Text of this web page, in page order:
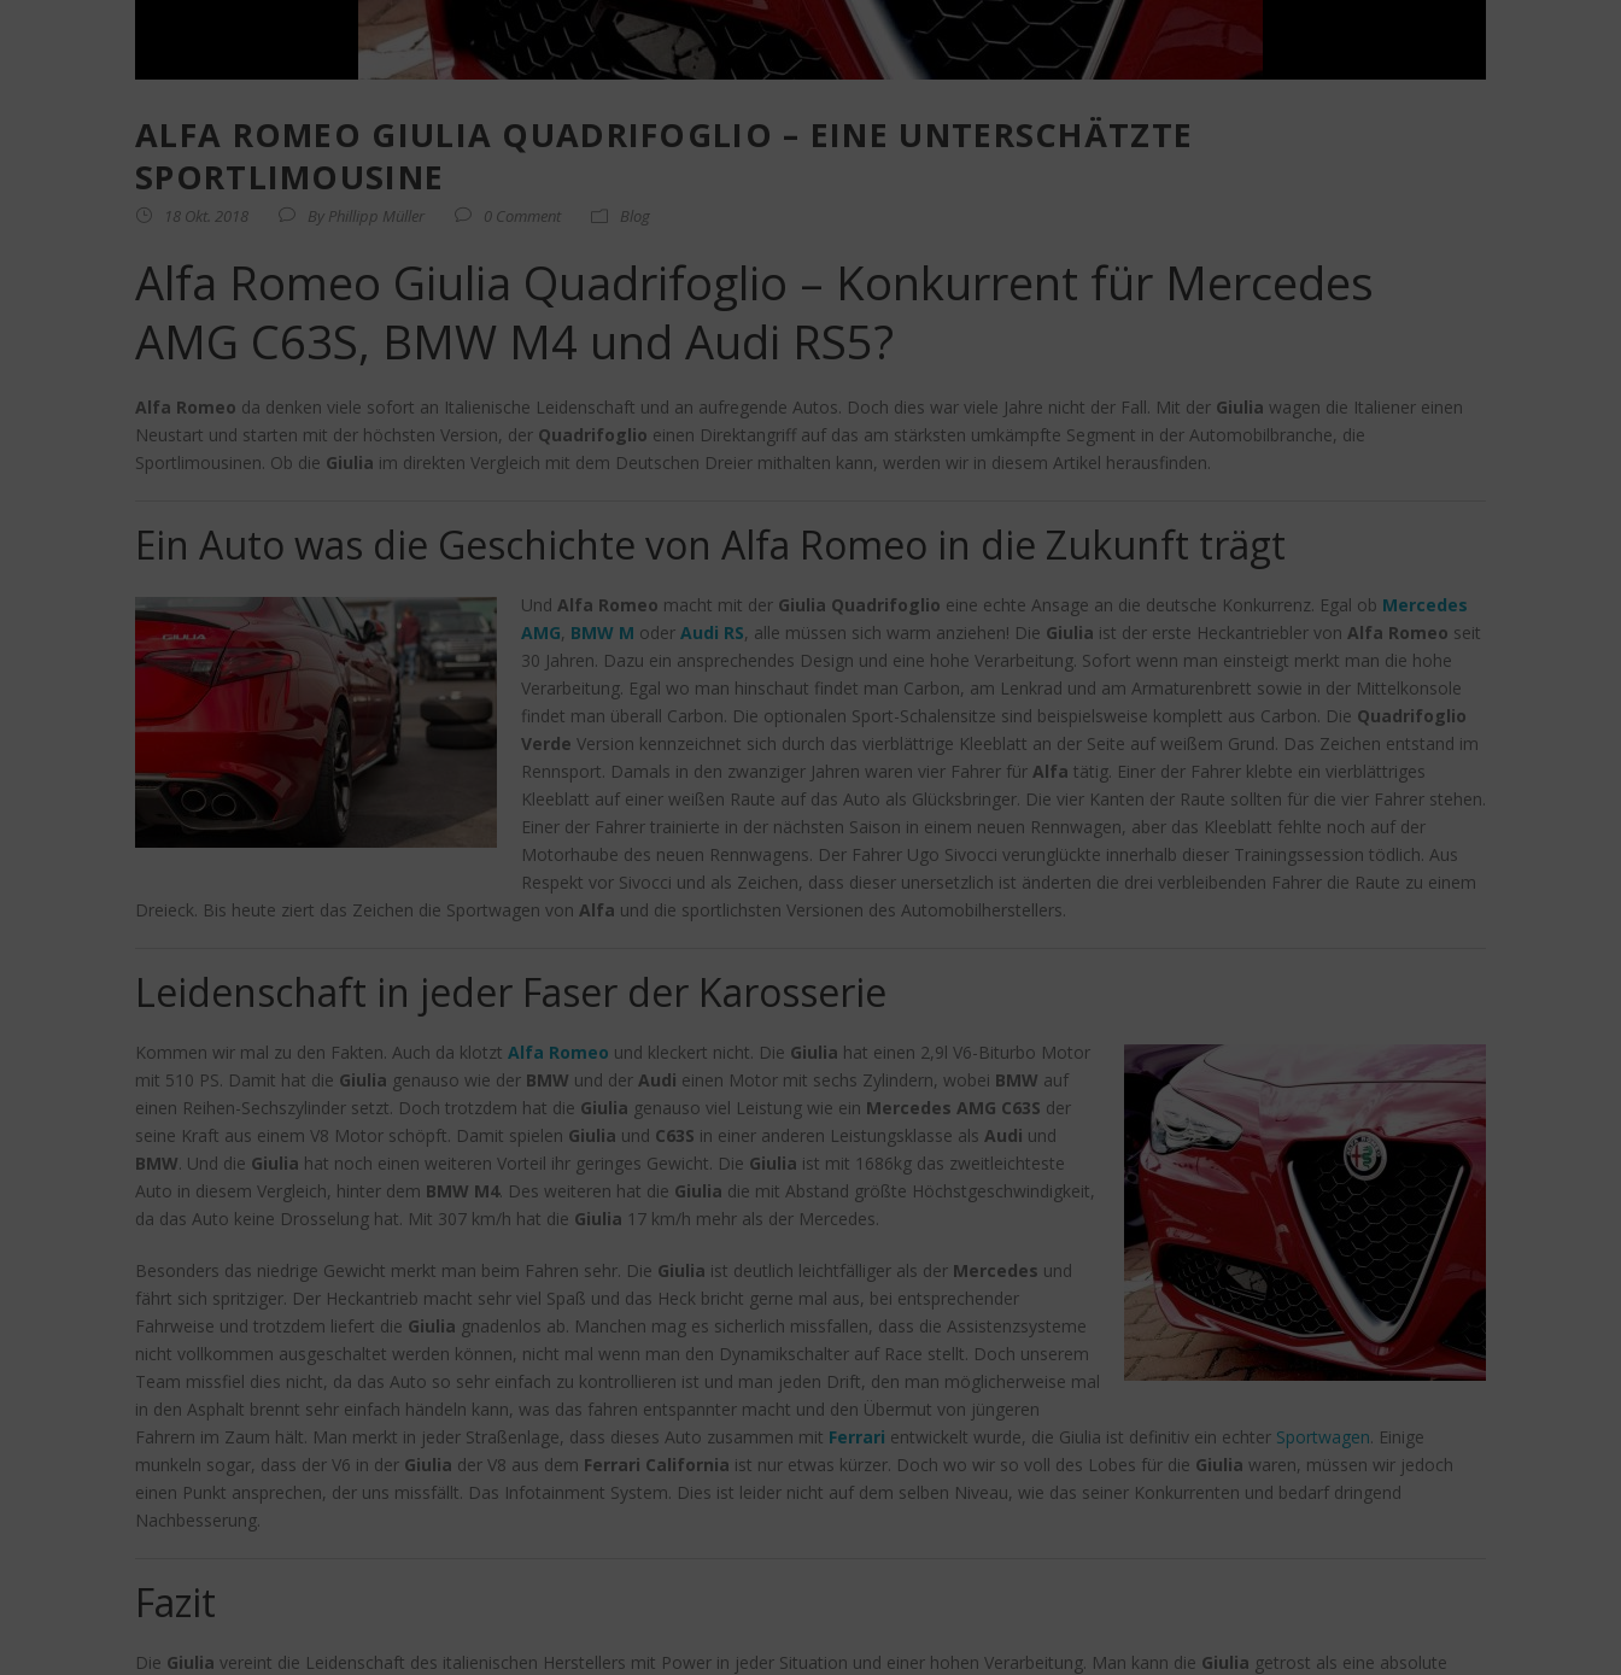
ALFA ROMEO GIULIA QUADRIFOGLIO – EINE UNTERSCHÄTZTE
SPORTLIMOUSINE
18 Okt. 2018 By Phillipp Müller 0 Comment Blog
Alfa Romeo Giulia Quadrifoglio – Konkurrent für Mercedes
AMG C63S, BMW M4 und Audi RS5?
Alfa Romeo da denken viele sofort an Italienische Leidenschaft und an aufregende Autos. Doch dies war viele Jahre nicht der Fall. Mit der Giulia wagen die Italiener einen
Neustart und starten mit der höchsten Version, der Quadrifoglio einen Direktangriff auf das am stärksten umkämpfte Segment in der Automobilbranche, die
Sportlimousinen. Ob die Giulia im direkten Vergleich mit dem Deutschen Dreier mithalten kann, werden wir in diesem Artikel herausfinden.
Ein Auto was die Geschichte von Alfa Romeo in die Zukunft trägt
Und Alfa Romeo macht mit der Giulia Quadrifoglio eine echte Ansage an die deutsche Konkurrenz. Egal ob Mercedes
AMG, BMW M oder Audi RS, alle müssen sich warm anziehen! Die Giulia ist der erste Heckantriebler von Alfa Romeo seit
30 Jahren. Dazu ein ansprechendes Design und eine hohe Verarbeitung. Sofort wenn man einsteigt merkt man die hohe
Verarbeitung. Egal wo man hinschaut findet man Carbon, am Lenkrad und am Armaturenbrett sowie in der Mittelkonsole
findet man überall Carbon. Die optionalen Sport-Schalensitze sind beispielsweise komplett aus Carbon. Die Quadrifoglio
Verde Version kennzeichnet sich durch das vierblättrige Kleeblatt an der Seite auf weißem Grund. Das Zeichen entstand im
Rennsport. Damals in den zwanziger Jahren waren vier Fahrer für Alfa tätig. Einer der Fahrer klebte ein vierblättriges
Kleeblatt auf einer weißen Raute auf das Auto als Glücksbringer. Die vier Kanten der Raute sollten für die vier Fahrer stehen.
Einer der Fahrer trainierte in der nächsten Saison in einem neuen Rennwagen, aber das Kleeblatt fehlte noch auf der
Motorhaube des neuen Rennwagens. Der Fahrer Ugo Sivocci verunglückte innerhalb dieser Trainingssession tödlich. Aus
Respekt vor Sivocci und als Zeichen, dass dieser unersetzlich ist änderten die drei verbleibenden Fahrer die Raute zu einem
Dreieck. Bis heute ziert das Zeichen die Sportwagen von Alfa und die sportlichsten Versionen des Automobilherstellers.
Leidenschaft in jeder Faser der Karosserie
Kommen wir mal zu den Fakten. Auch da klotzt Alfa Romeo und kleckert nicht. Die Giulia hat einen 2,9l V6-Biturbo Motor
mit 510 PS. Damit hat die Giulia genauso wie der BMW und der Audi einen Motor mit sechs Zylindern, wobei BMW auf
einen Reihen-Sechszylinder setzt. Doch trotzdem hat die Giulia genauso viel Leistung wie ein Mercedes AMG C63S der
seine Kraft aus einem V8 Motor schöpft. Damit spielen Giulia und C63S in einer anderen Leistungsklasse als Audi und
BMW. Und die Giulia hat noch einen weiteren Vorteil ihr geringes Gewicht. Die Giulia ist mit 1686kg das zweitleichteste
Auto in diesem Vergleich, hinter dem BMW M4. Des weiteren hat die Giulia die mit Abstand größte Höchstgeschwindigkeit,
da das Auto keine Drosselung hat. Mit 307 km/h hat die Giulia 17 km/h mehr als der Mercedes.
Besonders das niedrige Gewicht merkt man beim Fahren sehr. Die Giulia ist deutlich leichtfälliger als der Mercedes und
fährt sich spritziger. Der Heckantrieb macht sehr viel Spaß und das Heck bricht gerne mal aus, bei entsprechender
Fahrweise und trotzdem liefert die Giulia gnadenlos ab. Manchen mag es sicherlich missfallen, dass die Assistenzsysteme
nicht vollkommen ausgeschaltet werden können, nicht mal wenn man den Dynamikschalter auf Race stellt. Doch unserem
Team missfiel dies nicht, da das Auto so sehr einfach zu kontrollieren ist und man jeden Drift, den man möglicherweise mal
in den Asphalt brennt sehr einfach händeln kann, was das fahren entspannter macht und den Übermut von jüngeren
Fahrern im Zaum hält. Man merkt in jeder Straßenlage, dass dieses Auto zusammen mit Ferrari entwickelt wurde, die Giulia ist definitiv ein echter Sportwagen. Einige
munkeln sogar, dass der V6 in der Giulia der V8 aus dem Ferrari California ist nur etwas kürzer. Doch wo wir so voll des Lobes für die Giulia waren, müssen wir jedoch
einen Punkt ansprechen, der uns missfällt. Das Infotainment System. Dies ist leider nicht auf dem selben Niveau, wie das seiner Konkurrenten und bedarf dringend
Nachbesserung.
Fazit
Die Giulia vereint die Leidenschaft des italienischen Herstellers mit Power in jeder Situation und einer hohen Verarbeitung. Man kann die Giulia getrost als eine absolute